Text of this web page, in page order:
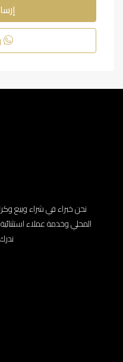
نحن خبراء في شراء وبيع